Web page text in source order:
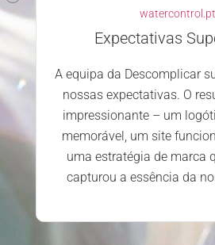
watercontrol.pt
Expectativas
A equipa da Descomplicar
nossas expectativas. O
impressionante – um
memorável, um site
uma estratégia de marca
capturou a essência da